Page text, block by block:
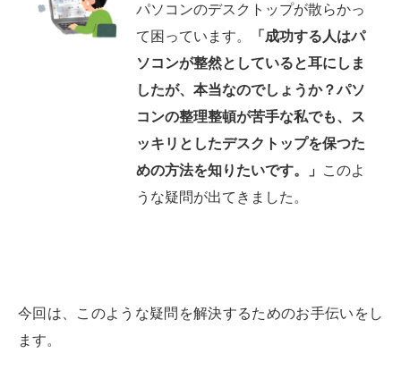
パソコンのデスクトップが散らかっ
て困っています。
「成功する人はパ
ソコンが整然としていると耳にしま
したが、本当なのでしょうか？パソ
コンの整理整頓が苦手な私でも、ス
ッキリとしたデスクトップを保つた
めの方法を知りたいです。」
このよ
うな疑問が出てきました。
今回は、このような疑問を解決するためのお手伝いをし
ます。